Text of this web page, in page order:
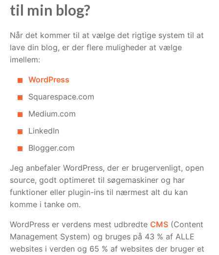
til min blog?
Når det kommer til at vælge det rigtige system til at
lave din blog, er der flere muligheder at vælge
imellem:
WordPress
Squarespace.com
Medium.com
LinkedIn
Blogger.com
Jeg anbefaler WordPress, der er brugervenligt, open
source, godt optimeret til søgemaskiner og har
funktioner eller plugin-ins til nærmest alt du kan
komme i tanke om.
WordPress er verdens mest udbredte CMS (Content
Management System) og bruges på 43 % af ALLE
websites i verden og 65 % af websites der bruger et